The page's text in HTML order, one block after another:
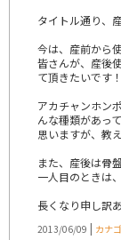
タイトル通り、
今は、産前から
皆さんが、産後
て頂きたいです！
アカチャンホン
んな種類があっ
思いますが、教
また、産後は骨
一人目のときは
長くなり申し訳
2013/06/09 | カナ